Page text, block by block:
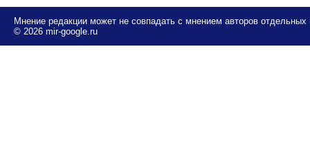
Мнение редакции может не совпадать с мнением авторов отдельных
© 2026 mir-google.ru